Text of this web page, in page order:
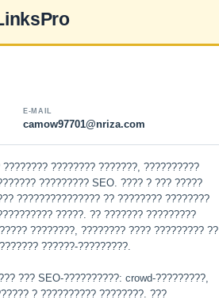
E-MAIL
camow97701@nriza.com
???????? ???????, ??????????
????????? SEO. ???? ? ??? ?????
??????????????? ?? ???????? ????????
?????. ?? ??????? ?????????
????????, ???????? ???? ????????? ??
??????-?????????.
??? SEO-??????????: crowd-?????????,
? ?????????? ????????. ???